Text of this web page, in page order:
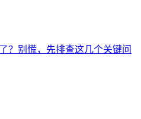
？别慌，先排查这几个关键问